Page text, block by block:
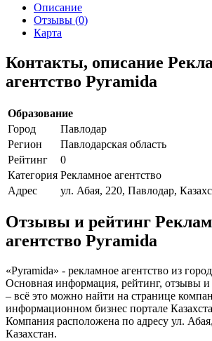
Описание
Отзывы (0)
Карта
Контакты, описание
агентство Pyramida
Образование
Город
Павлодар
Регион
Павлодарская область
Рейтинг
0
Категория Рекламное агентство
Адрес
ул. Абая, 220, Павлодар,
Отзывы и рейтинг
агентство Pyramida
«Pyramida» - рекламное агентство из
Основная информация, рейтинг, отзывы
– всё это можно найти на странице
информационном бизнес портале
Компания расположена по адресу ул.
Казахстан.